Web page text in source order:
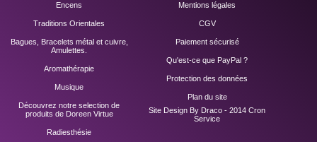
Encens
Traditions Orientales
Bagues, Bracelets métal et cuivre,
Amulettes.
Aromathérapie
Musique
Découvrez notre selection de
produits de Doreen Virtue
Radiesthésie
Mentions légales
CGV
Paiement sécurisé
Qu'est-ce que PayPal ?
Protection des données
Plan du site
Site Design By Draco - 2014 Cron
Service